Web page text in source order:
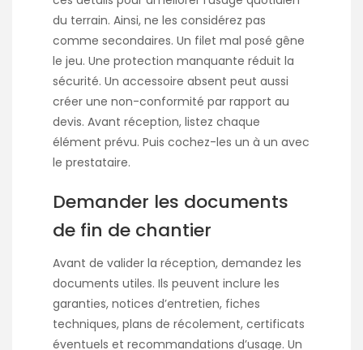
du terrain. Ainsi, ne les considérez pas
comme secondaires. Un filet mal posé gêne
le jeu. Une protection manquante réduit la
sécurité. Un accessoire absent peut aussi
créer une non-conformité par rapport au
devis. Avant réception, listez chaque
élément prévu. Puis cochez-les un à un avec
le prestataire.
Demander les documents
de fin de chantier
Avant de valider la réception, demandez les
documents utiles. Ils peuvent inclure les
garanties, notices d’entretien, fiches
techniques, plans de récolement, certificats
éventuels et recommandations d’usage. Un